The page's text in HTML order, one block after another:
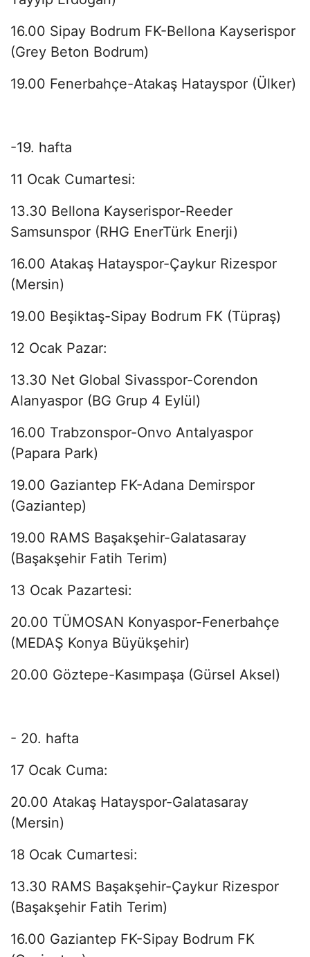
16.00 Sipay Bodrum FK-Bellona Kayserispor
(Grey Beton Bodrum)
19.00 Fenerbahçe-Atakaş Hatayspor (Ülker)
-19. hafta
11 Ocak Cumartesi:
13.30 Bellona Kayserispor-Reeder
Samsunspor (RHG EnerTürk Enerji)
16.00 Atakaş Hatayspor-Çaykur Rizespor
(Mersin)
19.00 Beşiktaş-Sipay Bodrum FK (Tüpraş)
12 Ocak Pazar:
13.30 Net Global Sivasspor-Corendon
Alanyaspor (BG Grup 4 Eylül)
16.00 Trabzonspor-Onvo Antalyaspor
(Papara Park)
19.00 Gaziantep FK-Adana Demirspor
(Gaziantep)
19.00 RAMS Başakşehir-Galatasaray
(Başakşehir Fatih Terim)
13 Ocak Pazartesi:
20.00 TÜMOSAN Konyaspor-Fenerbahçe
(MEDAŞ Konya Büyükşehir)
20.00 Göztepe-Kasımpaşa (Gürsel Aksel)
- 20. hafta
17 Ocak Cuma:
20.00 Atakaş Hatayspor-Galatasaray
(Mersin)
18 Ocak Cumartesi:
13.30 RAMS Başakşehir-Çaykur Rizespor
(Başakşehir Fatih Terim)
16.00 Gaziantep FK-Sipay Bodrum FK